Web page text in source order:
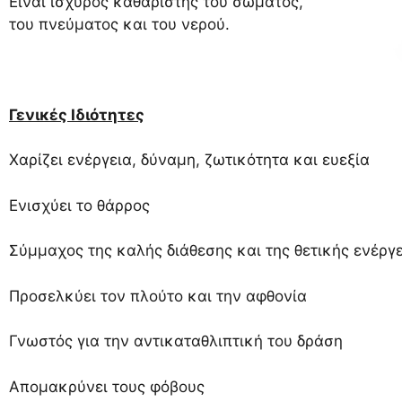
του πνεύματος και του νερού.
Γενικές Ιδιότητες
Χαρίζει ενέργεια, δύναμη, ζωτικότητα και ευεξία
Ενισχύει το θάρρος
Σύμμαχος της καλής διάθεσης και της θετικής
Προσελκύει τον πλούτο και την αφθονία
Γνωστός για την αντικαταθλιπτική του δράση
Απομακρύνει τους φόβους